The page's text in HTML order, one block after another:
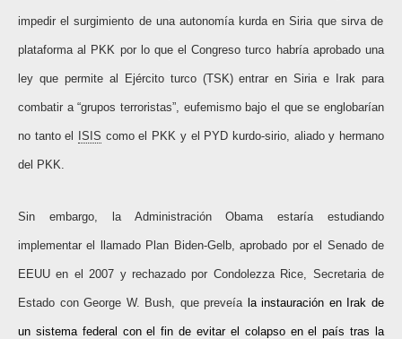
impedir el surgimiento de una autonomía kurda en Siria que sirva de
plataforma al PKK por lo que el Congreso turco habría aprobado una
ley que permite al Ejército turco (TSK) entrar en Siria e Irak para
combatir a “grupos terroristas”, eufemismo bajo el que se englobarían
no tanto el ISIS como el PKK y el PYD kurdo-sirio, aliado y hermano
del PKK.
Sin embargo, la Administración Obama estaría estudiando
implementar el llamado Plan Biden-Gelb, aprobado por el Senado de
EEUU en el 2007 y rechazado por Condolezza Rice, Secretaria de
Estado con George W. Bush, que preveía la instauración en Irak de
un sistema federal con el fin de evitar el colapso en el país tras la